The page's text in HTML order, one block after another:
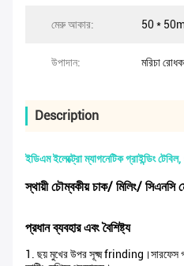
মেরু আকার: 50 *
উপাদান: মরিচা
Description
ইডিএম ইলেক্ট্রো ম্যাগনেটিক গ্রাইন্ডিং
স্থায়ী চৌম্বকীয় চাক/ মিলিং/ সিএনসি
প্রধান ব্যবহার এবং বৈশিষ্ট্য
1. ছয় মুখের উপর সূক্ষ্ম frinding।সারফেস